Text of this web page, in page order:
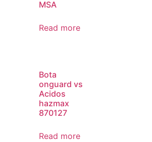
MSA
Read more
Bota
onguard vs
Acidos
hazmax
870127
Read more